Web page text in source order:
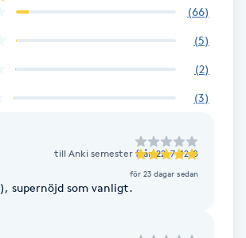
(66)
(5)
(2)
(3)
till Anki semester från 22-7-12/8
för 23 dagar sedan
supernöjd som vanligt.